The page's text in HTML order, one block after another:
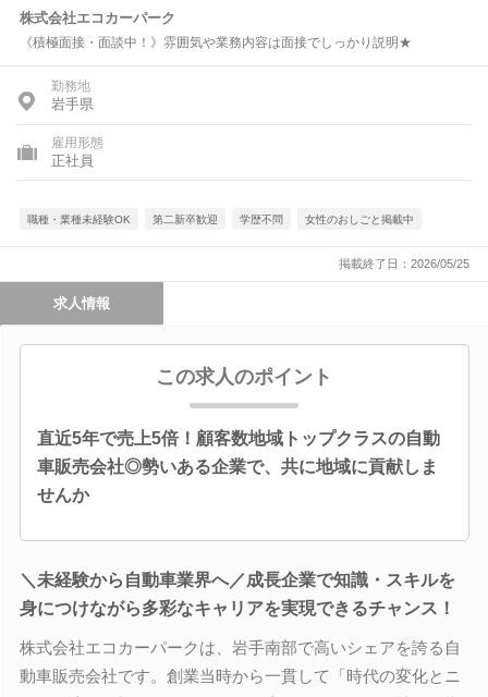
株式会社エコカーパーク
《積極面接・面談中！》雰囲気や業務内容は面接でしっかり説明★
勤務地
岩手県
雇用形態
正社員
職種・業種未経験OK 第二新卒歓迎 学歴不問 女性のおしごと掲載中
掲載終了日：2026/05/25
求人情報
この求人のポイント
直近5年で売上5倍！顧客数地域トップクラスの自動
車販売会社◎勢いある企業で、共に地域に貢献しま
せんか
＼未経験から自動車業界へ／成長企業で知識・スキルを
身につけながら多彩なキャリアを実現できるチャンス！
株式会社エコカーパークは、岩手南部で高いシェアを誇る自
動車販売会社です。創業当時から一貫して「時代の変化とニ